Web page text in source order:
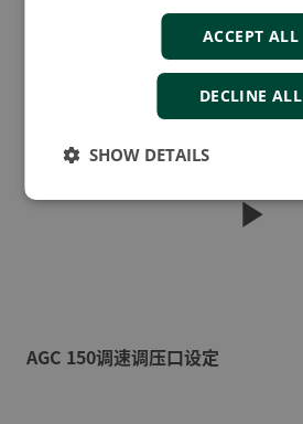
AGC 150调速调压口设定
ACCEPT ALL
DECLINE ALL
SHOW DETAILS